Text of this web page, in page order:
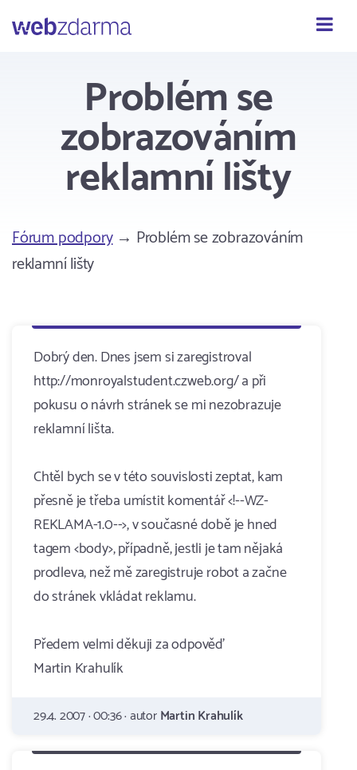
Webzdarma
Problém se
zobrazováním
reklamní lišty
Fórum podpory→ Problém se zobrazováním
reklamní lišty
Dobrý den. Dnes jsem si zaregistroval
http://monroyalstudent.czweb.org/ a při
pokusu o návrh stránek se mi nezobrazuje
reklamní lišta.
Chtěl bych se v této souvislosti zeptat, kam
přesně je třeba umístit komentář <!--WZ-
REKLAMA-1.0-->, v současné době je hned
tagem <body>, případně, jestli je tam nějaká
prodleva, než mě zaregistruje robot a začne
do stránek vkládat reklamu.
Předem velmi děkuji za odpověď
Martin Krahulík
29.4. 2007 · 00:36 · autorMartin Krahulík